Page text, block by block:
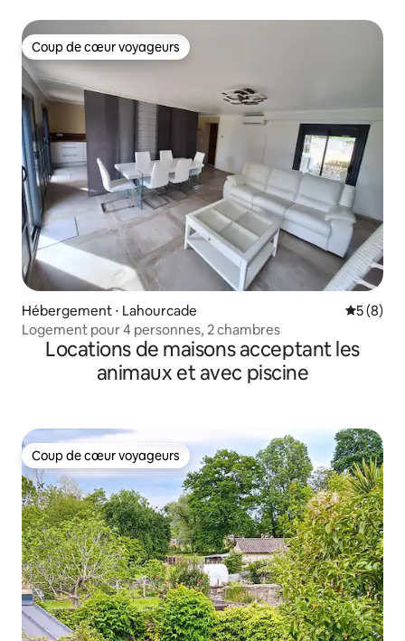
Coup de cœur voyageurs
Coup de cœur voyageurs
Hébergement ⋅ Lahourcade
5 (8)
Logement pour 4 personnes, 2 chambres
Locations de maisons acceptant les
animaux et avec piscine
Coup de cœur voyageurs
Coup de cœur voyageurs